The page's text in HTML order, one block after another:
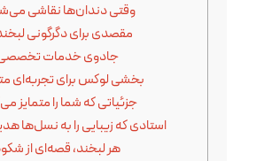
وقتی دندان‌ها نقاشی
مقصدی برای دگرگونی
جادوی خدمات
بخشی لوکس برای تجربه‌ای
جزئیاتی که شما را متمایز
استادی که زیبایی را به نسل‌ها
هر لبخند، قصه‌ای از